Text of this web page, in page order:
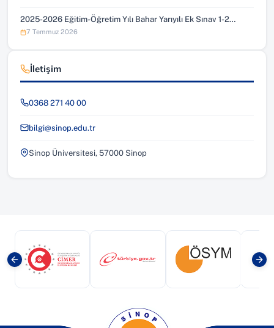
2025-2026 Eğitim-Öğretim Yılı Bahar Yarıyılı Ek Sınav 1-2…
7 Temmuz 2026
İletişim
0368 271 40 00
bilgi@sinop.edu.tr
Sinop Üniversitesi, 57000 Sinop
(yeni sekmede açılır)(yeni sekmede açılır)(yeni sekmede